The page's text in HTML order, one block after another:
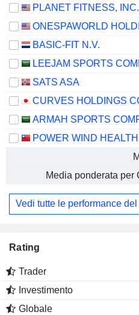
PLANET FITNESS, INC.
BASIC-FIT N.V.
SATS ASA
Media ponderata per
Vedi tutte le performance
Rating
Trader
Investimento
Globale